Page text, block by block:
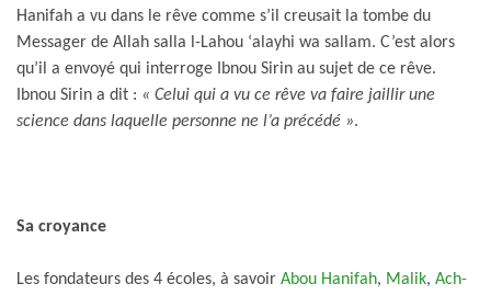
Hanifah a vu dans le rêve comme s’il creusait la tombe du
Messager de Allah salla l-Lahou ‘alayhi wa sallam. C’est alors
qu’il a envoyé qui interroge Ibnou Sirin au sujet de ce rêve.
Ibnou Sirin a dit : « Celui qui a vu ce rêve va faire jaillir une
science dans laquelle personne ne l’a précédé ».
Sa croyance
Les fondateurs des 4 écoles, à savoir Abou Hanifah, Malik, Ach-